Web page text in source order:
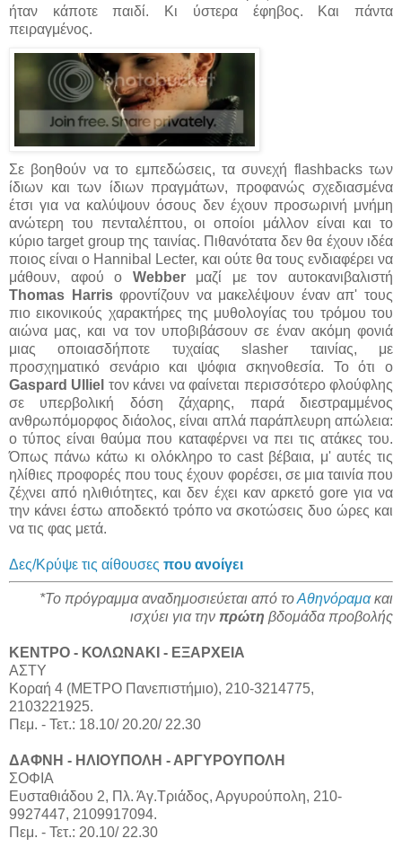
ήταν κάποτε παιδί. Κι ύστερα έφηβος. Και πάντα
πειραγμένος.
Σε βοηθούν να το εμπεδώσεις, τα συνεχή flashbacks των
ίδιων και των ίδιων πραγμάτων, προφανώς σχεδιασμένα
έτσι για να καλύψουν όσους δεν έχουν προσωρινή μνήμη
ανώτερη του πενταλέπτου, οι οποίοι μάλλον είναι και το
κύριο target group της ταινίας. Πιθανότατα δεν θα έχουν ιδέα
ποιος είναι ο Hannibal Lecter, και ούτε θα τους ενδιαφέρει να
μάθουν, αφού ο Webberμαζί με τον αυτοκανιβαλιστή
Thomas Harrisφροντίζουν να μακελέψουν έναν απ' τους
πιο εικονικούς χαρακτήρες της μυθολογίας του τρόμου του
αιώνα μας, και να τον υποβιβάσουν σε έναν ακόμη φονιά
μιας οποιασδήποτε τυχαίας slasher ταινίας, με
προσχηματικό σενάριο και ψόφια σκηνοθεσία. Το ότι ο
Gaspard Ulliel τον κάνει να φαίνεται περισσότερο φλούφλης
σε υπερβολική δόση ζάχαρης, παρά διεστραμμένος
ανθρωπόμορφος διάολος, είναι απλά παράπλευρη απώλεια:
ο τύπος είναι θαύμα που καταφέρνει να πει τις ατάκες του.
Όπως πάνω κάτω κι ολόκληρο το cast βέβαια, μ' αυτές τις
ηλίθιες προφορές που τους έχουν φορέσει, σε μια ταινία που
ζέχνει από ηλιθιότητες, και δεν έχει καν αρκετό gore για να
την κάνει έστω αποδεκτό τρόπο να σκοτώσεις δυο ώρες και
να τις φας μετά.
Δες/Κρύψε τις αίθουσες που ανοίγει
*Το πρόγραμμα αναδημοσιεύεται από τοΑθηνόραμακαι
ισχύει για την πρώτη βδομάδα προβολής
ΚΕΝΤΡΟ - ΚΟΛΩΝΑΚΙ - ΕΞΑΡΧΕΙΑ
ΑΣΤΥ
Κοραή 4 (ΜΕΤΡΟ Πανεπιστήμιο), 210-3214775,
2103221925.
Πεμ. - Τετ.: 18.10/ 20.20/ 22.30
ΔΑΦΝΗ - ΗΛΙΟΥΠΟΛΗ - ΑΡΓΥΡΟΥΠΟΛΗ
ΣΟΦΙΑ
Ευσταθιάδου 2, Πλ. Άγ.Τριάδος, Αργυρούπολη, 210-
9927447, 2109917094.
Πεμ. - Τετ.: 20.10/ 22.30